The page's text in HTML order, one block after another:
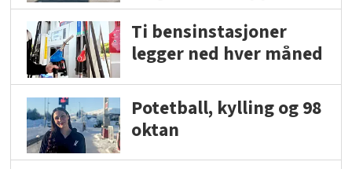
Ti bensinstasjoner
legger ned hver måned
Potetball, kylling og 98
oktan